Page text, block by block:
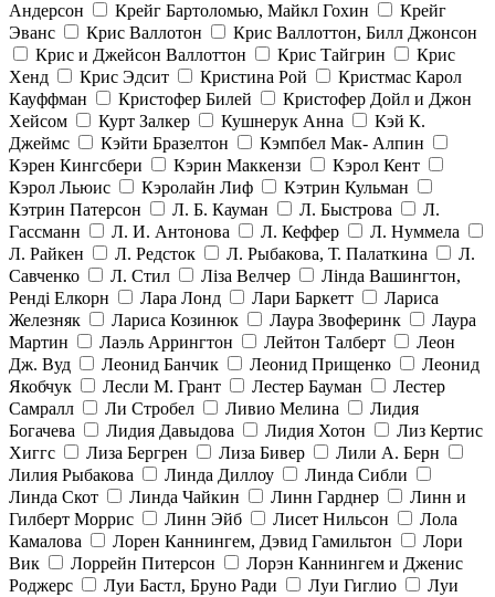
Андерсон
Крейг Бартоломью, Майкл Гохин
Крейг
Эванс
Крис Валлотон
Крис Валлоттон, Билл Джонсон
Крис и Джейсон Валлоттон
Крис Тайгрин
Крис
Хенд
Крис Эдсит Кристина Рой
Кристмас Карол
Кауффман
Кристофер Билей
Кристофер Дойл и Джон
Хейсом
Курт Залкер Кушнерук Анна
Кэй К.
Джеймс
Кэйти Бразелтон
Кэмпбел Мак- Алпин
Кэрен Кингсбери
Кэрин Маккензи
Кэрол Кент
Кэрол Льюис
Кэролайн Лиф
Кэтрин Кульман
Кэтрин Патерсон
Л. Б. Кауман Л. Быстрова
Л.
Гассманн
Л. И. Антонова Л. Кеффер
Л. Нуммела
Л. Райкен
Л. Редсток Л. Рыбакова, Т. Палаткина
Л.
Савченко
Л. Стил Ліза Велчер
Лінда Вашингтон,
Ренді Елкорн
Лара Лонд Лари Баркетт
Лариса
Железняк
Лариса Козинюк Лаура Звоферинк
Лаура
Мартин
Лаэль Аррингтон Лейтон Талберт
Леон
Дж. Вуд
Леонид Банчик Леонид Прищенко
Леонид
Якобчук
Лесли М. Грант Лестер Бауман
Лестер
Самралл
Ли Стробел Ливио Мелина
Лидия
Богачева
Лидия Давыдова Лидия Хотон
Лиз Кертис
Хиггс
Лиза Бергрен Лиза Бивер
Лили А. Берн
Лилия Рыбакова
Линда Диллоу
Линда Сибли
Линда Скот
Линда Чайкин Линн Гарднер
Линн и
Гилберт Моррис
Линн Эйб Лисет Нильсон
Лола
Камалова
Лорен Каннингем, Дэвид Гамильтон
Лори
Вик
Лоррейн Питерсон
Лорэн Каннингем и Дженис
Роджерс
Луи Бастл, Бруно Ради Луи Гиглио
Луи